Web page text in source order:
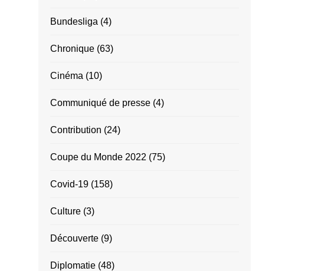
Bundesliga (4)
Chronique (63)
Cinéma (10)
Communiqué de presse (4)
Contribution (24)
Coupe du Monde 2022 (75)
Covid-19 (158)
Culture (3)
Découverte (9)
Diplomatie (48)